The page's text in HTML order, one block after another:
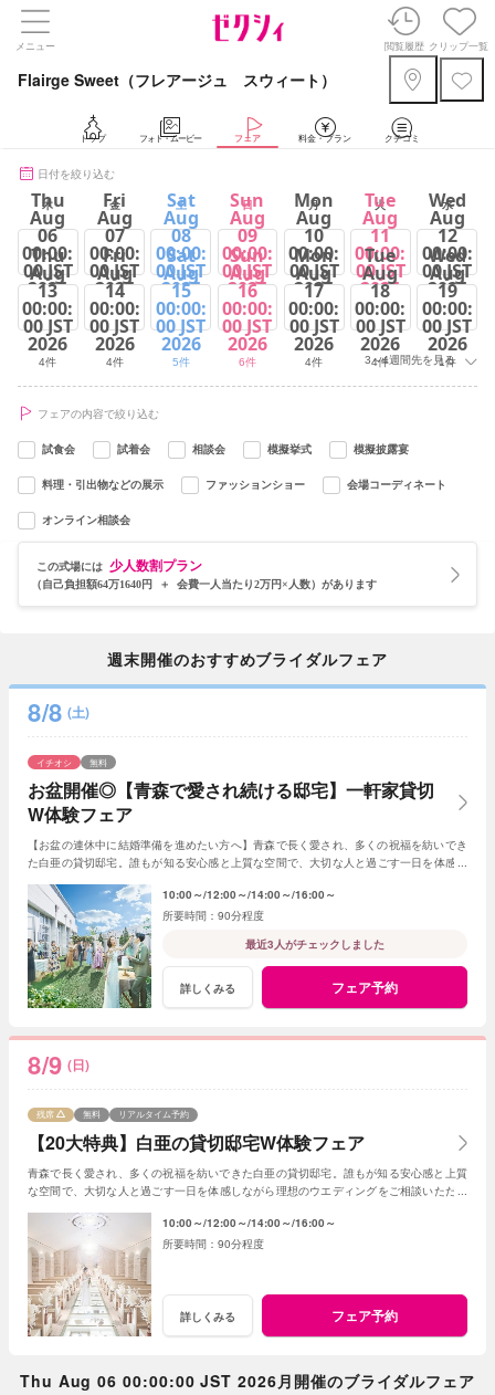
メニュー 閲覧履歴 クリップ一覧
Flairge Sweet（フレアージュ スウィート）
トップ フォト・ムービー フェア 料金・プラン クチコミ
日付を絞り込む
木 金 土 日 月 火 水
Thu
Aug
06
00:00:
00 JST
2026
4件
Fri
Aug
07
00:00:
00 JST
2026
4件
Sat
Aug
08
00:00:
00 JST
2026
5件
Sun
Aug
09
00:00:
00 JST
2026
6件
Mon
Aug
10
00:00:
00 JST
2026
4件
Tue
Aug
11
00:00:
00 JST
2026
5件
Wed
Aug
12
00:00:
00 JST
2026
1件
Thu
Aug
13
00:00:
00 JST
2026
4件
Fri
Aug
14
00:00:
00 JST
2026
4件
Sat
Aug
15
00:00:
00 JST
2026
5件
Sun
Aug
16
00:00:
00 JST
2026
6件
Mon
Aug
17
00:00:
00 JST
2026
4件
Tue
Aug
18
00:00:
00 JST
2026
4件
Wed
Aug
19
00:00:
00 JST
2026
1件
3～4週間先を見る
フェアの内容で絞り込む
試食会 試着会 相談会 模擬挙式 模擬披露宴
料理・引出物などの展示 ファッションショー 会場コーディネート
オンライン相談会
この式場には 少人数割プラン
（自己負担額64万1640円 ＋ 会費一人当たり2万円×人数）があります
週末開催のおすすめブライダルフェア
8/8 (土)
お盆開催◎【青森で愛され続ける邸宅】一軒家貸切
W体験フェア
イチオシ 無料
【お盆の連休中に結婚準備を進めたい方へ】青森で長く愛され、多くの祝福を紡いでき
た白亜の貸切邸宅。誰もが知る安心感と上質な空間で、大切な人と過ごす一日を体感し
10:00～ 12:00～ 14:00～ 16:00～
90分程度
最近3人がチェックしました
詳しくみる フェア予約
8/9 (日)
【20大特典】白亜の貸切邸宅W体験フェア
残席 無料 リアルタイム予約
青森で長く愛され、多くの祝福を紡いできた白亜の貸切邸宅。誰もが知る安心感と上質
な空間で、大切な人と過ごす一日を体感しながら理想のウエディングをご相談いただけ
10:00～ 12:00～ 14:00～ 16:00～
90分程度
詳しくみる フェア予約
Thu Aug 06 00:00:00 JST 2026月開催のブライダルフェア